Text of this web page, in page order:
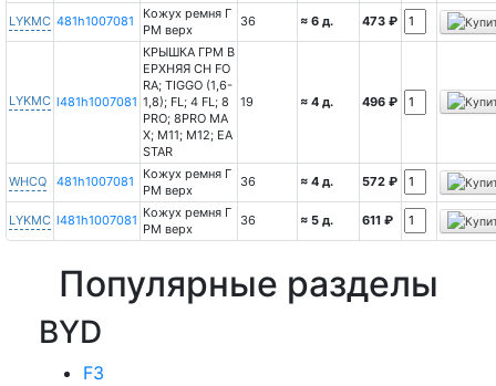
LYKMC 481h1007081
Кожух ремня Г
РМ верх
36 ≈ 6 д. 473 ₽
LYKMC l481h1007081
КРЫШКА ГРМ В
ЕРХНЯЯ CH FO
RA; TIGGO (1,6-
1,8); FL; 4 FL; 8
PRO; 8PRO MA
X; M11; M12; EA
STAR
19 ≈ 4 д. 496 ₽
WHCQ 481h1007081
Кожух ремня Г
РМ верх
36 ≈ 4 д. 572 ₽
LYKMC l481h1007081 Кожух ремня Г
РМ верх
36 ≈ 5 д. 611 ₽
Популярные разделы
BYD
F3